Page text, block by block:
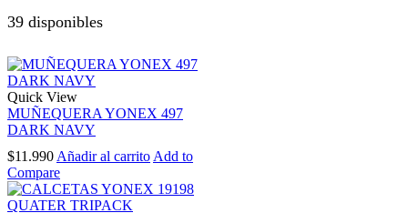
39 disponibles
Quick View
MUÑEQUERA YONEX 497
DARK NAVY
$11.990 Añadir al carrito Add to
Compare